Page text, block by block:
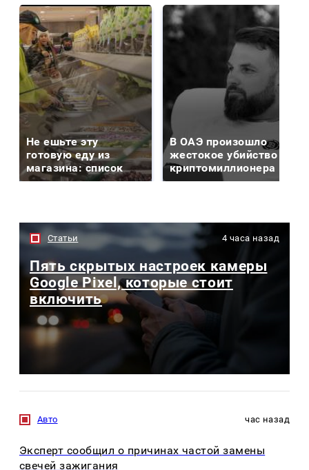
Не ешьте эту
готовую еду из
магазина: список
В ОАЭ произошло
жестокое убийство
криптомиллионера
Статьи 4 часа назад
Пять скрытых настроек камеры
Google Pixel, которые стоит
включить
Авто час назад
Эксперт сообщил о причинах частой замены
свечей зажигания